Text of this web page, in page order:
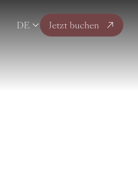
DE Jetzt buchen